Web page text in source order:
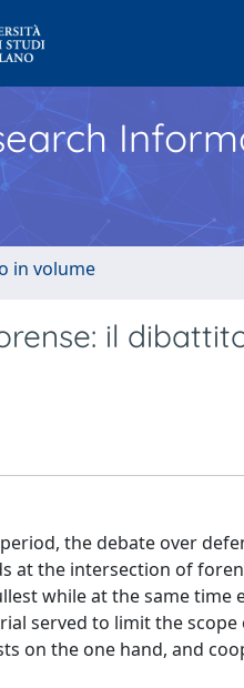
in volume
il
the debate over
at the intersection of
while at the same
served to limit the
on the one hand, and